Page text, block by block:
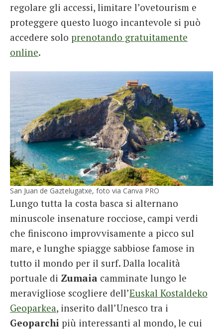
regolare gli accessi, limitare l’ovetourism e
proteggere questo luogo incantevole si può
accedere solo prenotando gratuitamente
online.
San Juan de Gaztelugatxe, foto via Canva PRO
Lungo tutta la costa basca si alternano
minuscole insenature rocciose, campi verdi
che finiscono improvvisamente a picco sul
mare, e lunghe spiagge sabbiose famose in
tutto il mondo per il surf. Dalla località
portuale di Zumaia camminate lungo le
meravigliose scogliere dell’Euskal Kostaldeko
Geoparkea, inserito dall’Unesco tra i
Geoparchi più interessanti al mondo, le cui